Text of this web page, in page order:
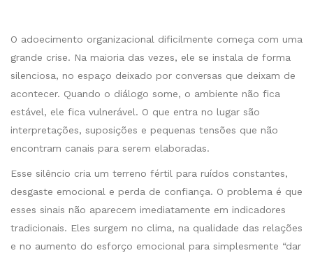
O adoecimento organizacional dificilmente começa com uma
grande crise. Na maioria das vezes, ele se instala de forma
silenciosa, no espaço deixado por conversas que deixam de
acontecer. Quando o diálogo some, o ambiente não fica
estável, ele fica vulnerável. O que entra no lugar são
interpretações, suposições e pequenas tensões que não
encontram canais para serem elaboradas.
Esse silêncio cria um terreno fértil para ruídos constantes,
desgaste emocional e perda de confiança. O problema é que
esses sinais não aparecem imediatamente em indicadores
tradicionais. Eles surgem no clima, na qualidade das relações
e no aumento do esforço emocional para simplesmente “dar